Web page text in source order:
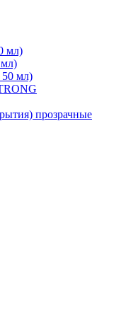
мл)
мл)
прозрачные